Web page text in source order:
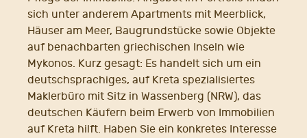
sich unter anderem Apartments mit Meerblick,
Häuser am Meer, Baugrundstücke sowie Objekte
auf benachbarten griechischen Inseln wie
Mykonos. Kurz gesagt: Es handelt sich um ein
deutschsprachiges, auf Kreta spezialisiertes
Maklerbüro mit Sitz in Wassenberg (NRW), das
deutschen Käufern beim Erwerb von Immobilien
auf Kreta hilft. Haben Sie ein konkretes Interesse